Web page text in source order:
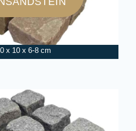
x 10 x 6-8 cm